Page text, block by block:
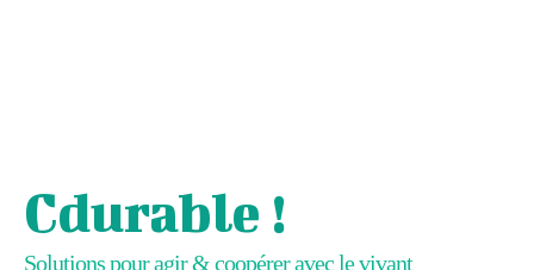
Cdurable !
Solutions pour agir & coopérer avec le vivant